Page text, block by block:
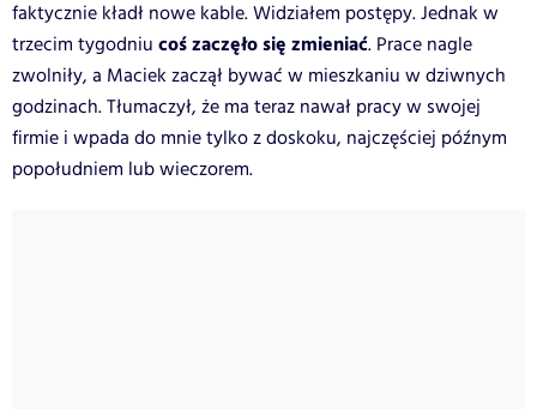
faktycznie kładł nowe kable. Widziałem postępy. Jednak w
trzecim tygodniu coś zaczęło się zmieniać. Prace nagle
zwolniły, a Maciek zaczął bywać w mieszkaniu w dziwnych
godzinach. Tłumaczył, że ma teraz nawał pracy w swojej
firmie i wpada do mnie tylko z doskoku, najczęściej późnym
popołudniem lub wieczorem.